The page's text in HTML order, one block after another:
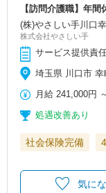
【訪問介護職】年
(株)やさしい手川口
株式会社やさしい手
サービス提供責
埼玉県 川口市
月給 241,000円 ～
処遇改善あり
社会保険完備
気に